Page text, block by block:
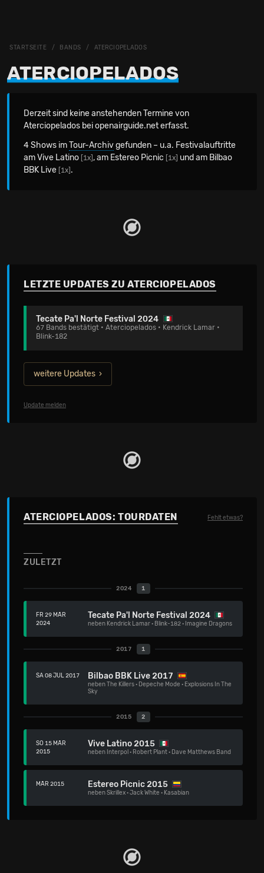
STARTSEITE BANDS ATERCIOPELADOS
ATERCIOPELADOS
Derzeit sind keine anstehenden Termine von
Aterciopelados bei openairguide.net erfasst.
4 Shows imTour-Archivgefunden – u.a. Festivalauftritte
am Vive Latino [1x] , am Estereo Picnic [1x] und am Bilbao
BBK Live [1x] .
LETZTE UPDATES ZU ATERCIOPELADOS
Tecate Pa'l Norte Festival 2024
67 Bands bestätigt • Aterciopelados • Kendrick Lamar •
Blink-182
weitere Updates
Update melden
ATERCIOPELADOS: TOURDATEN Fehlt etwas?
ZULETZT
2024 1
FR 29 MÄR
2024
Tecate Pa'l Norte Festival 2024
neben Kendrick Lamar· Blink-182· Imagine Dragons
2017 1
SA 08 JUL 2017 Bilbao BBK Live 2017
nebenThe Killers· Depeche Mode · Explosions In The
Sky
2015 2
SO 15 MÄR
2015
Vive Latino 2015
neben Interpol · Robert Plant· Dave Matthews Band
MÄR 2015 Estereo Picnic 2015
nebenSkrillex·Jack White · Kasabian